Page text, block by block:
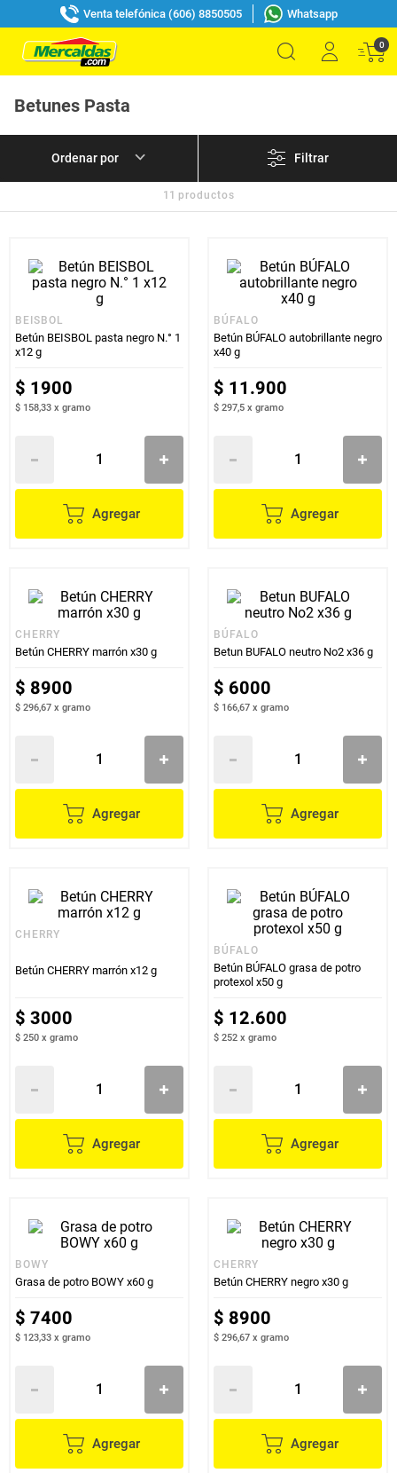
Venta telefónica (606) 8850505 Whatsapp
0
Betunes Pasta
Filtrar
11 productos
BEISBOL
Betún BEISBOL pasta negro N.° 1
x12 g
$ 1900
$ 158,33 x gramo
Agregar
BÚFALO
Betún BÚFALO autobrillante negro
x40 g
$ 11.900
$ 297,5 x gramo
Agregar
CHERRY
Betún CHERRY marrón x30 g
$ 8900
$ 296,67 x gramo
Agregar
BÚFALO
Betun BUFALO neutro No2 x36 g
$ 6000
$ 166,67 x gramo
Agregar
CHERRY
Betún CHERRY marrón x12 g
$ 3000
$ 250 x gramo
Agregar
BÚFALO
Betún BÚFALO grasa de potro
protexol x50 g
$ 12.600
$ 252 x gramo
Agregar
BOWY
Grasa de potro BOWY x60 g
$ 7400
$ 123,33 x gramo
Agregar
CHERRY
Betún CHERRY negro x30 g
$ 8900
$ 296,67 x gramo
Agregar